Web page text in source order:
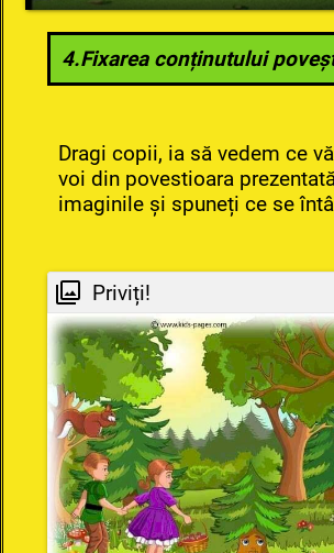
4.Fixarea conținutului
Dragi copii, ia să vedem ce
voi din povestioara
imaginile și spuneți ce se
Priviți!